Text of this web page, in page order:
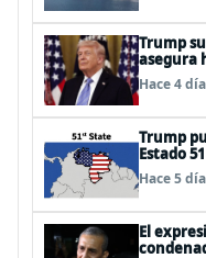
Trump
asegura
acuerdo»
Hace 4
Trump
Estado
Hace 5
El